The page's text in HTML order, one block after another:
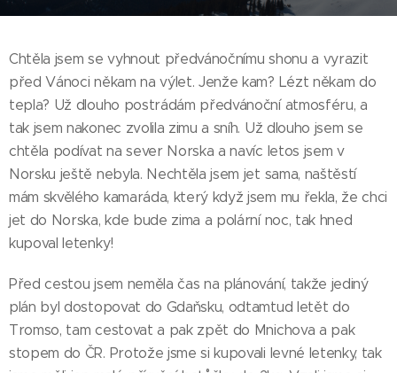
Chtěla jsem se vyhnout předvánočnímu shonu a vyrazit
před Vánoci někam na výlet. Jenže kam? Lézt někam do
tepla? Už dlouho postrádám předvánoční atmosféru, a
tak jsem nakonec zvolila zimu a sníh. Už dlouho jsem se
chtěla podívat na sever Norska a navíc letos jsem v
Norsku ještě nebyla. Nechtěla jsem jet sama, naštěstí
mám skvělého kamaráda, který když jsem mu řekla, že chci
jet do Norska, kde bude zima a polární noc, tak hned
kupoval letenky!
Před cestou jsem neměla čas na plánování, takže jediný
plán byl dostopovat do Gdaňsku, odtamtud letět do
Tromso, tam cestovat a pak zpět do Mnichova a pak
stopem do ČR. Protože jsme si kupovali levné letenky, tak